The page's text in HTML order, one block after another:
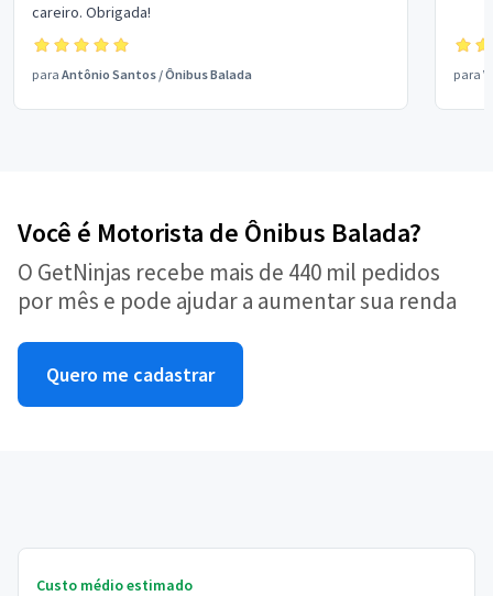
careiro. Obrigada!
para Antônio Santos /Ônibus Balada para
Você é Motorista de Ônibus Balada?
O GetNinjas recebe mais de 440 mil pedidos
por mês e pode ajudar a aumentar sua renda
Quero me cadastrar
Custo médio estimado